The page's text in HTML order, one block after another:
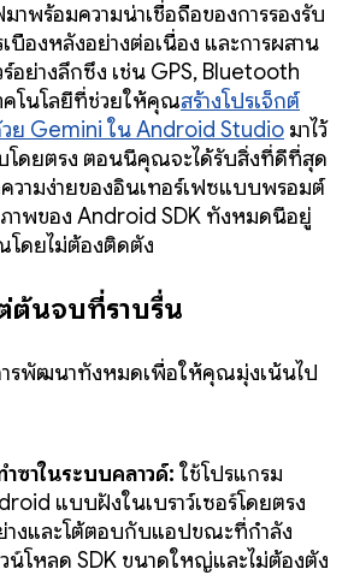
พร้อมความน่าเชื่อถือของการรองรับ
บื้องหลังอย่างต่อเนื่อง และการผสาน
ร์อย่างลึกซึ้ง เช่น GPS, Bluetooth
คโนโลยีที่ช่วยให้คุณสร้างโปรเจ็กต์
วย Gemini ใน Android Studio มาไว้
โดยตรง ตอนนี้คุณจะได้รับสิ่งที่ดีที่สุด
วามง่ายของอินเทอร์เฟซแบบพรอมต์
าพของ Android SDK ทั้งหมดนี้อยู่
โดยไม่ต้องติดตั้ง
ต้นจบที่ราบรื่น
ารพัฒนาทั้งหมดเพื่อให้คุณมุ่งเน้นไป
ซ้ำในระบบคลาวด์: ใช้โปรแกรม
แบบฝังในเบราว์เซอร์โดยตรง
างและโต้ตอบกับแอปขณะที่กำลัง
วน์โหลด SDK ขนาดใหญ่และไม่ต้องตั้ง